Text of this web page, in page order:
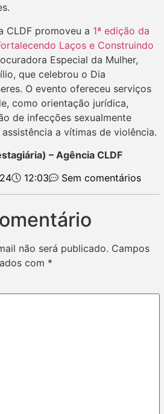
CLDF promoveu a 1ª edição da
Laços e Construindo
Especial da Mulher,
que celebrou o Dia
O evento ofereceu serviços
como orientação jurídica,
de infecções sexualmente
a vítimas de violência.
– Agência CLDF
12:03 Sem comentários
não será publicado. Campos
com *